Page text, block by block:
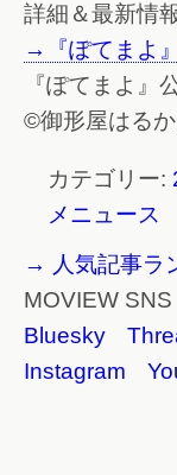
詳細＆最新情
→『ぽてまよ
『ぽてまよ』
©御形屋はる
カテゴリー:
メニュース
→ 人気記事ラ
MOVIEW SNS
Bluesky
Instagram